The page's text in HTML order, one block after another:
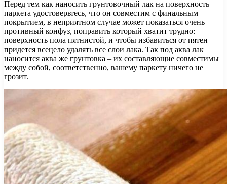
Перед тем как наносить грунтовочный лак на поверхность
паркета удостоверьтесь, что он совместим с финальным
покрытием, в неприятном случае может показаться очень
противный конфуз, поправить который хватит трудно:
поверхность пола пятнистой, и чтобы избавиться от пятен
придется всецело удалять все слои лака. Так под аква лак
наносится аква же грунтовка – их составляющие совместимы
между собой, соответственно, вашему паркету ничего не
грозит.